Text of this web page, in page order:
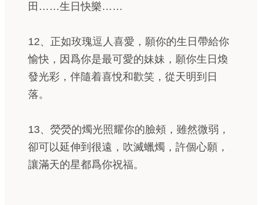
田……生日快樂……
12、正如玫瑰逗人喜愛，願你的生日帶給你
愉快，因爲你是最可愛的妹妹，願你生日煥
發光彩，伴隨着喜悅和歡笑，從天明到日
落。
13、熒熒的燭光照耀你的臉頰，雖然微弱，
卻可以延伸到很遠，吹滅蠟燭，許個心願，
讓滿天的星都爲你祝福。